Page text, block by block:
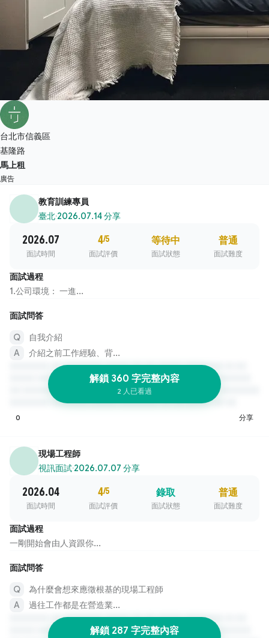
台北市信義區
基隆路
馬上租
廣告
教育訓練專員
臺北·2026.07.14 分享
2026.07
面試時間
4/5
面試評價
等待中
面試狀態
普通
面試難度
面試過程
1.公司環境： 一進...
面試問答
自我介紹
介紹之前工作經驗、背...
解鎖 360 字完整內容
2 人已看過
0 分享
現場工程師
視訊面試·2026.07.07 分享
2026.04
面試時間
4/5
面試評價
錄取
面試狀態
普通
面試難度
面試過程
一剛開始會由人資跟你...
面試問答
為什麼會想來應徵根基的現場工程師
過往工作都是在營造業...
解鎖 287 字完整內容